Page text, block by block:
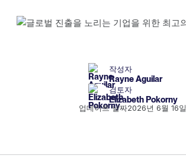
작성자
Rayne Aguilar
검토자
Elizabeth Pokorny
업데이트 날짜2026년 6월 16일